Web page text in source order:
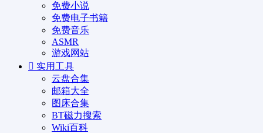
免费小说
免费电子书籍
免费音乐
ASMR
游戏网站
实用工具
云盘合集
邮箱大全
图床合集
BT磁力搜索
Wiki百科